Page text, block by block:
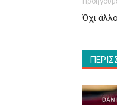
Όχι